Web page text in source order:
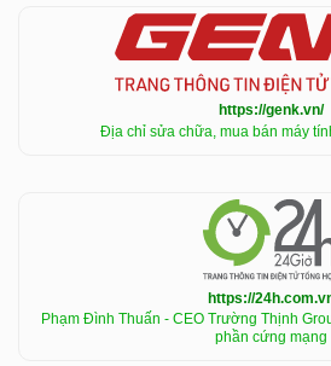
https://genk.vn/
Địa chỉ sửa chữa, mua bán máy
https://
Phạm Đình Thuấn - CEO Trường Thịnh
phần cứng mạng